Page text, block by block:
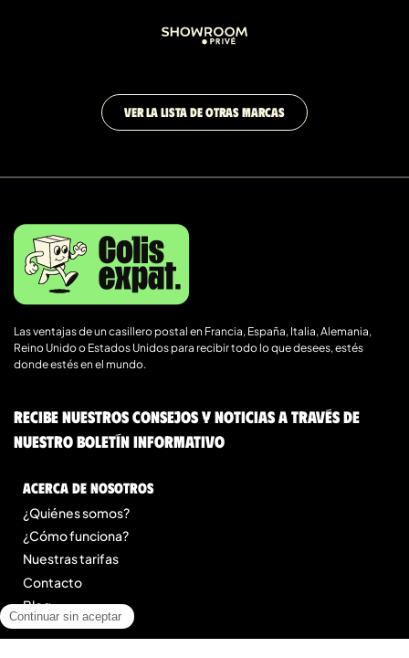
VER LA LISTA DE OTRAS MARCAS
Las ventajas de un casillero postal en Francia, España, Italia, Alemania,
Reino Unido o Estados Unidos para recibir todo lo que desees, estés
donde estés en el mundo.
Recibe nuestros consejos y noticias a través de
nuestro boletín informativo
Acerca de nosotros
¿Quiénes somos?
¿Cómo funciona?
Nuestras tarifas
Contacto
Blog